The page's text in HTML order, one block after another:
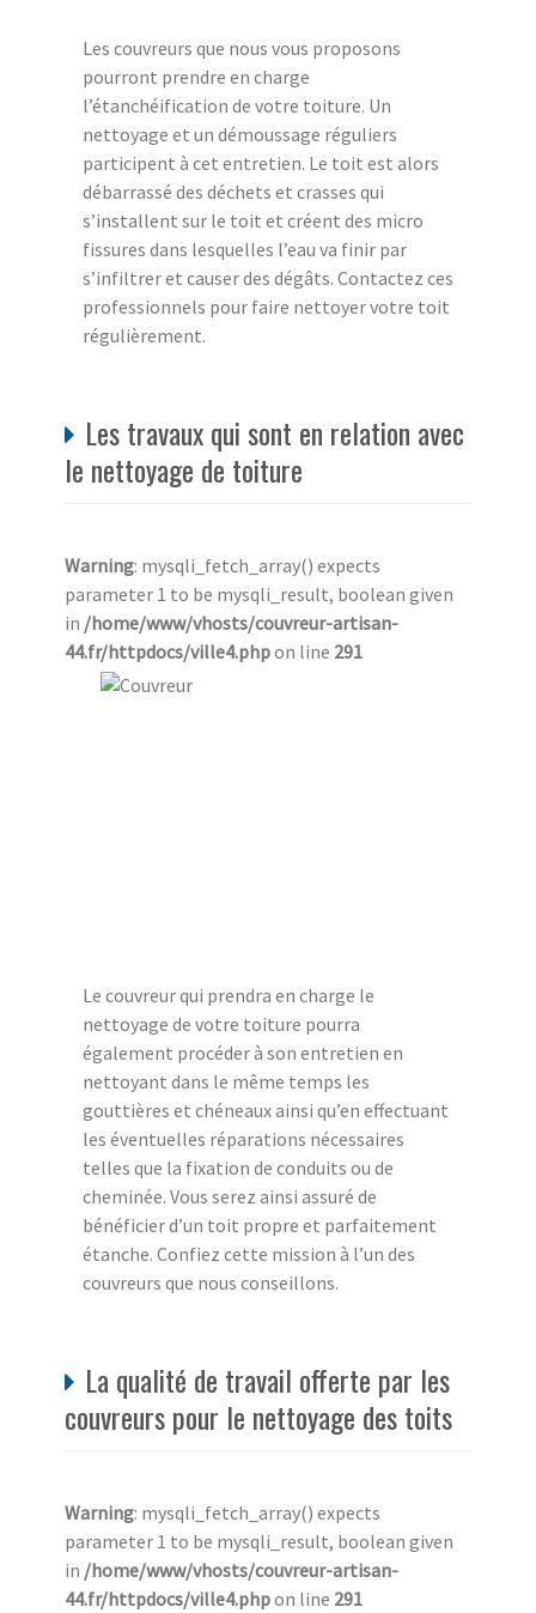
Les couvreurs que nous vous proposons
pourront prendre en charge
l’étanchéification de votre toiture. Un
nettoyage et un démoussage réguliers
participent à cet entretien. Le toit est alors
débarrassé des déchets et crasses qui
s’installent sur le toit et créent des micro
fissures dans lesquelles l’eau va finir par
s’infiltrer et causer des dégâts. Contactez ces
professionnels pour faire nettoyer votre toit
régulièrement.
Les travaux qui sont en relation avec
le nettoyage de toiture
Warning: mysqli_fetch_array() expects
parameter 1 to be mysqli_result, boolean given
in /home/www/vhosts/couvreur-artisan-
44.fr/httpdocs/ville4.phpon line 291
Le couvreur qui prendra en charge le
nettoyage de votre toiture pourra
également procéder à son entretien en
nettoyant dans le même temps les
gouttières et chéneaux ainsi qu’en effectuant
les éventuelles réparations nécessaires
telles que la fixation de conduits ou de
cheminée. Vous serez ainsi assuré de
bénéficier d’un toit propre et parfaitement
étanche. Confiez cette mission à l’un des
couvreurs que nous conseillons.
La qualité de travail offerte par les
couvreurs pour le nettoyage des toits
Warning: mysqli_fetch_array() expects
parameter 1 to be mysqli_result, boolean given
in /home/www/vhosts/couvreur-artisan-
44.fr/httpdocs/ville4.phpon line 291